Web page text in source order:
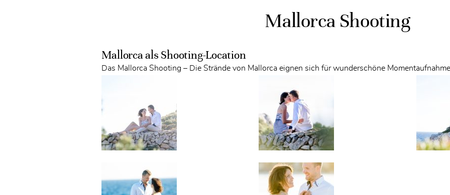
Mallorca Shooting
Mallorca als Shooting-Location
Das Mallorca Shooting – Die Strände von Mallorca eignen sich für wunderschöne